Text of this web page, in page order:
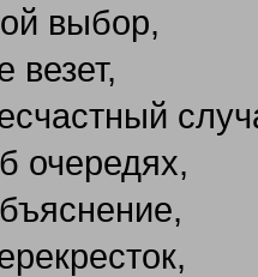
выбор,
везет,
очередях,